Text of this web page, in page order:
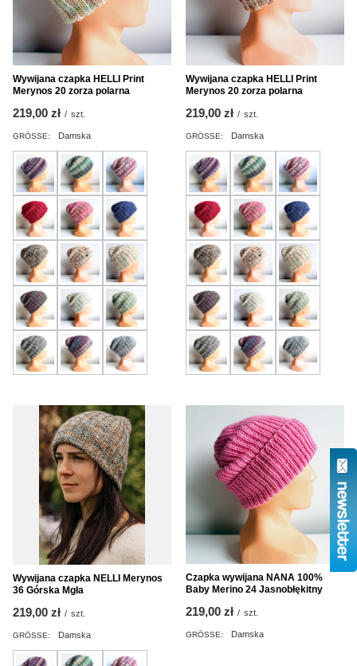
Wywijana czapka HELLI Print
Merynos 20 zorza polarna
219,00 zł / szt.
GRÖSSE: Damska
Wywijana czapka HELLI Print
Merynos 20 zorza polarna
219,00 zł / szt.
GRÖSSE: Damska
Wywijana czapka NELLI Merynos
36 Górska Mgła
219,00 zł / szt.
GRÖSSE: Damska
Czapka wywijana NANA 100%
Baby Merino 24 Jasnobłękitny
219,00 zł / szt.
GRÖSSE: Damska